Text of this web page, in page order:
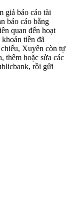
giả báo cáo tài
báo cáo bằng
quan đến hoạt
tiền đã
Xuyên còn tự
thêm hoặc sửa các
rồi gửi